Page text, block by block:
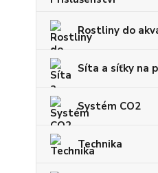
Rostliny do
Síta a síťky na
Systém CO2
Technika